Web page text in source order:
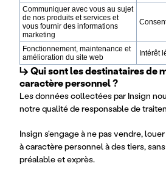
Communiquer avec vous au sujet
de nos produits et services et
vous fournir des informations
marketing
Fonctionnement, maintenance et
amélioration du site web
Intérêt
↳ Qui sont les destinataires de
caractère personnel ?
Les données collectées par Insign
notre qualité de responsable de
Insign s'engage à ne pas vendre,
à caractère personnel à des tiers,
préalable et exprès.